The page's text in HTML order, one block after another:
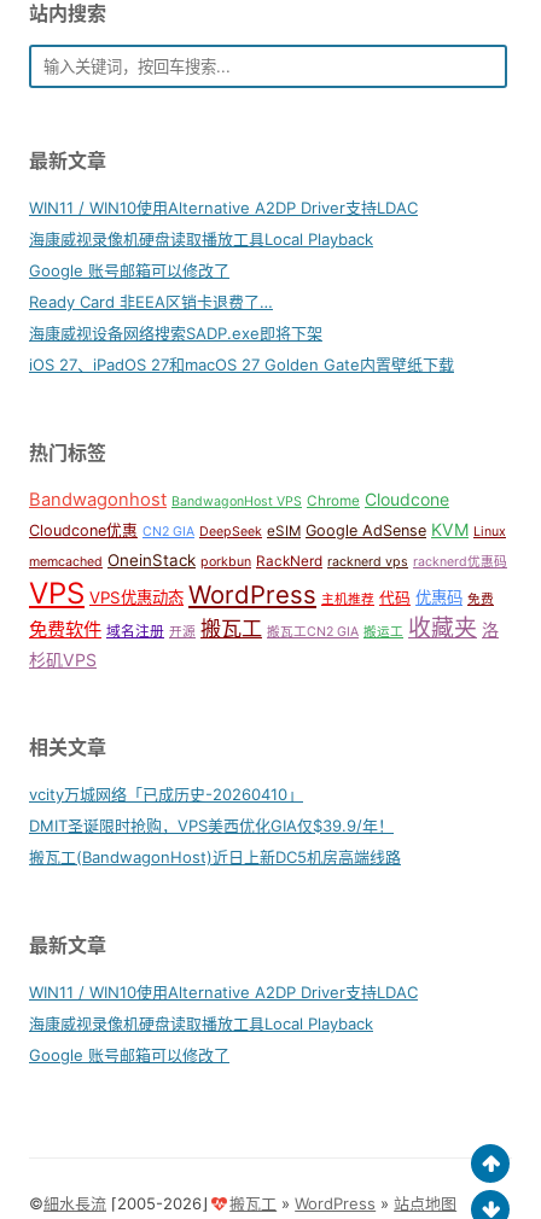
站内搜索
最新文章
WIN11 / WIN10使用Alternative A2DP Driver支持LDAC
海康威视录像机硬盘读取播放工具Local Playback
Google 账号邮箱可以修改了
Ready Card 非EEA区销卡退费了…
海康威视设备网络搜索SADP.exe即将下架
iOS 27、iPadOS 27和macOS 27 Golden Gate内置壁纸下载
热门标签
Bandwagonhost BandwagonHost VPS Chrome Cloudcone
Cloudcone优惠 CN2 GIA DeepSeek eSIM Google AdSense KVM Linux
memcached OneinStack porkbun RackNerd racknerd vps racknerd优惠码
VPS VPS优惠动态 WordPress 主机推荐 代码 优惠码 免费
免费软件 域名注册 开源 搬瓦工 搬瓦工CN2 GIA 搬运工 收藏夹 洛
杉矶VPS
相关文章
vcity万城网络「已成历史-20260410」
DMIT圣诞限时抢购，VPS美西优化GIA仅$39.9/年！
搬瓦工(BandwagonHost)近日上新DC5机房高端线路
最新文章
WIN11 / WIN10使用Alternative A2DP Driver支持LDAC
海康威视录像机硬盘读取播放工具Local Playback
Google 账号邮箱可以修改了
©細水長流 ⌈2005-2026⌋ 搬瓦工 »WordPress »站点地图